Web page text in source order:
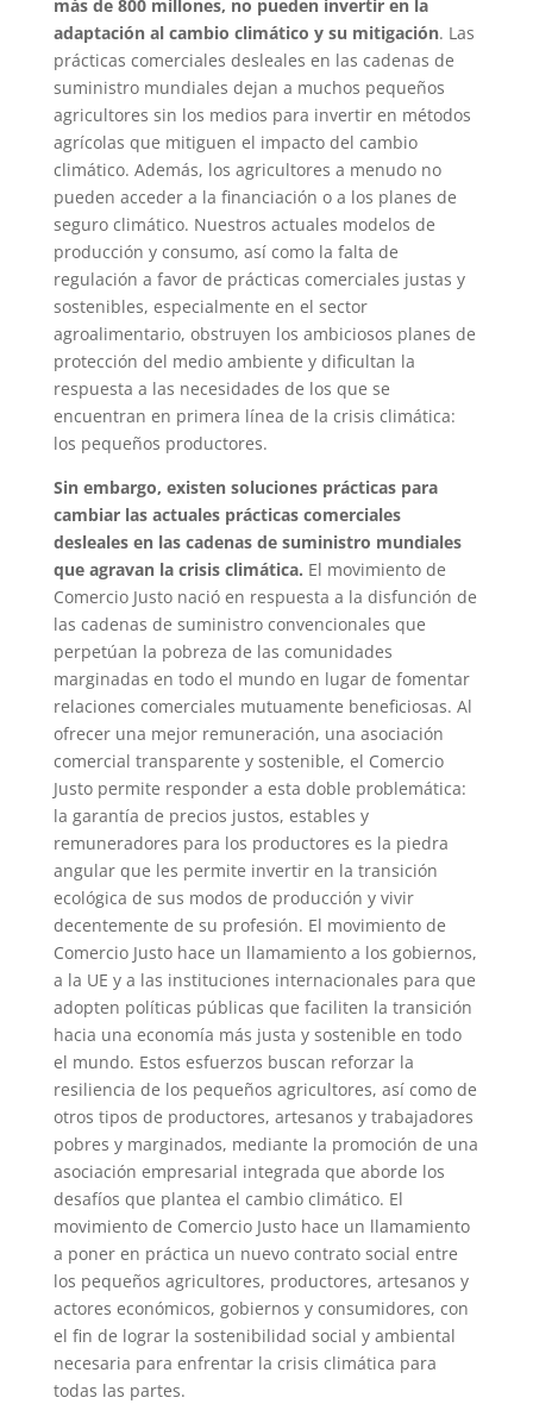
más de 800 millones, no pueden invertir en la
adaptación al cambio climático y su mitigación. Las
prácticas comerciales desleales en las cadenas de
suministro mundiales dejan a muchos pequeños
agricultores sin los medios para invertir en métodos
agrícolas que mitiguen el impacto del cambio
climático. Además, los agricultores a menudo no
pueden acceder a la financiación o a los planes de
seguro climático. Nuestros actuales modelos de
producción y consumo, así como la falta de
regulación a favor de prácticas comerciales justas y
sostenibles, especialmente en el sector
agroalimentario, obstruyen los ambiciosos planes de
protección del medio ambiente y dificultan la
respuesta a las necesidades de los que se
encuentran en primera línea de la crisis climática:
los pequeños productores.
Sin embargo, existen soluciones prácticas para
cambiar las actuales prácticas comerciales
desleales en las cadenas de suministro mundiales
que agravan la crisis climática. El movimiento de
Comercio Justo nació en respuesta a la disfunción de
las cadenas de suministro convencionales que
perpetúan la pobreza de las comunidades
marginadas en todo el mundo en lugar de fomentar
relaciones comerciales mutuamente beneficiosas. Al
ofrecer una mejor remuneración, una asociación
comercial transparente y sostenible, el Comercio
Justo permite responder a esta doble problemática:
la garantía de precios justos, estables y
remuneradores para los productores es la piedra
angular que les permite invertir en la transición
ecológica de sus modos de producción y vivir
decentemente de su profesión. El movimiento de
Comercio Justo hace un llamamiento a los gobiernos,
a la UE y a las instituciones internacionales para que
adopten políticas públicas que faciliten la transición
hacia una economía más justa y sostenible en todo
el mundo. Estos esfuerzos buscan reforzar la
resiliencia de los pequeños agricultores, así como de
otros tipos de productores, artesanos y trabajadores
pobres y marginados, mediante la promoción de una
asociación empresarial integrada que aborde los
desafíos que plantea el cambio climático. El
movimiento de Comercio Justo hace un llamamiento
a poner en práctica un nuevo contrato social entre
los pequeños agricultores, productores, artesanos y
actores económicos, gobiernos y consumidores, con
el fin de lograr la sostenibilidad social y ambiental
necesaria para enfrentar la crisis climática para
todas las partes.